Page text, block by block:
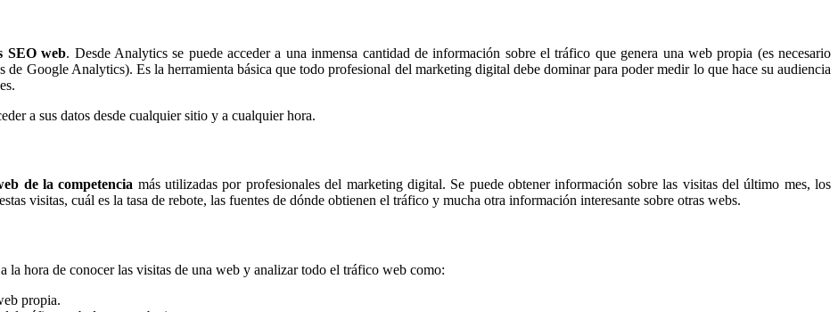
SEO web. Desde Analytics se puede acceder a una inmensa cantidad de información sobre el tráfico que genera una web propia (es necesario
de Google Analytics). Es la herramienta básica que todo profesional del marketing digital debe dominar para poder medir lo que hace su audiencia
a sus datos desde cualquier sitio y a cualquier hora.
de la competencia más utilizadas por profesionales del marketing digital. Se puede obtener información sobre las visitas del último mes, los
visitas, cuál es la tasa de rebote, las fuentes de dónde obtienen el tráfico y mucha otra información interesante sobre otras webs.
la hora de conocer las visitas de una web y analizar todo el tráfico web como:
propia.